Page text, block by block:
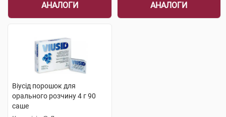
АНАЛОГИ АНАЛОГИ
Віусід порошок для
орального розчину 4 г 90
саше